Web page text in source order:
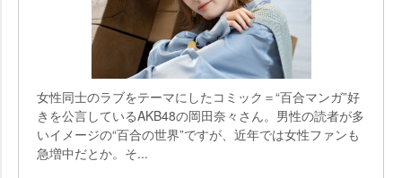
女性同士のラブをテーマにしたコミック＝“百合マンガ”好
きを公言しているAKB48の岡田奈々さん。男性の読者が多
いイメージの“百合の世界”ですが、近年では女性ファンも
急増中だとか。そ...